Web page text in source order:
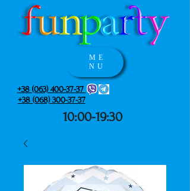
+38 (063) 400-37-37
+38 (068) 300-37-37
10:00-19:30
ME
NU